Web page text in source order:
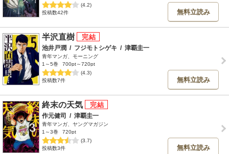
(4.2)
投稿数42件
無料立読み
半沢直樹
池井戸潤 / フジモトシゲキ / 津覇圭一
青年マンガ、モーニング
1～5巻
700pt～720pt
(4.3)
投稿数7件
無料立読み
終末の天気
作元健司 / 津覇圭一
青年マンガ、ヤングマガジン
1～3巻
720pt
(3.7)
投稿数3件
無料立読み